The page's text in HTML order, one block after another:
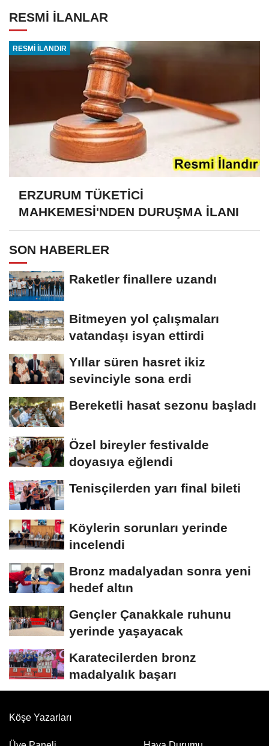
RESMİ İLANLAR
RESMİ İLANDIR
ERZURUM TÜKETİCİ
MAHKEMESİ'NDEN DURUŞMA İLANI
SON HABERLER
Raketler finallere uzandı
Bitmeyen yol çalışmaları
vatandaşı isyan ettirdi
Yıllar süren hasret ikiz
sevinciyle sona erdi
Bereketli hasat sezonu başladı
Özel bireyler festivalde
doyasıya eğlendi
Tenisçilerden yarı final bileti
Köylerin sorunları yerinde
incelendi
Bronz madalyadan sonra yeni
hedef altın
Gençler Çanakkale ruhunu
yerinde yaşayacak
Karatecilerden bronz
madalyalık başarı
Köşe Yazarları